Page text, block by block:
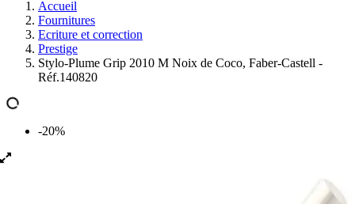
Accueil
Fournitures
Ecriture et correction
Prestige
Stylo-Plume Grip 2010 M Noix de Coco, Faber-Castell -
Réf.140820
-20%